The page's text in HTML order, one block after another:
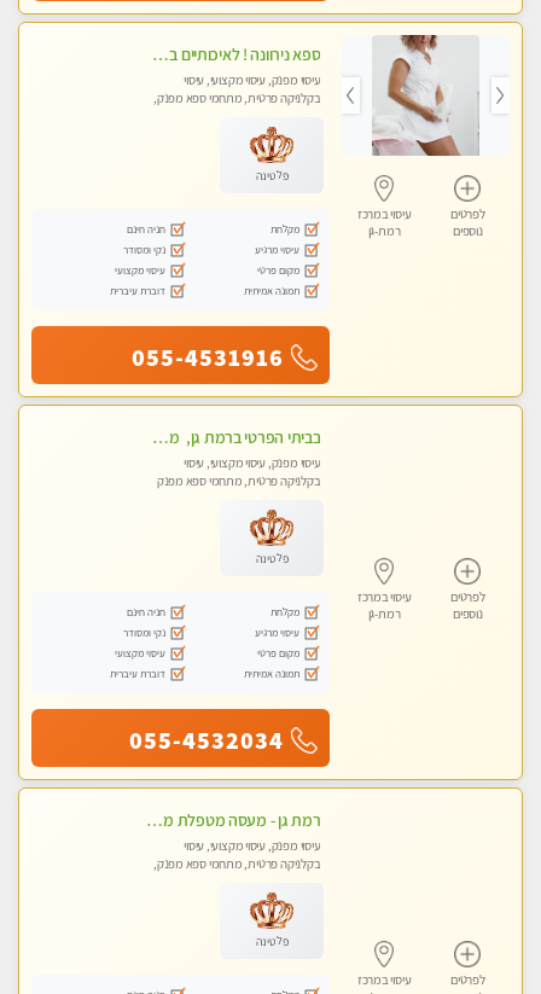
לפרטים
נוספים
עיסוי במרכז
רמת-גן
ספא נירוונה ! לאיכותיים בלבד! מומלץ לחלוטין!!!! כל סוגי העיסויים מעסה מקצועית ואיכותית פרטי!!!
עיסוי מפנק, עיסוי מקצועי, עיסוי
בקלניקה פרטית, מתחמי ספא מפנק,
פלטינה
מקלחת
חניה חינם
עיסוי מרגיע
נקי ומסודר
מקום פרטי
עיסוי מקצועי
תמונה אמיתית
דוברת עיברית
055-4531916
לפרטים
נוספים
עיסוי במרכז
רמת-גן
בביתי הפרטי ברמת גן, מטפלת ישראל מקצועית ומנוסה . עיסוי שוודי קלאסי משולב רקמות עמוק, בהתאמה אישית . נא לא להתקשר מחסוי.
עיסוי מפנק, עיסוי מקצועי, עיסוי
בקלניקה פרטית, מתחמי ספא מפנק
פלטינה
מקלחת
חניה חינם
עיסוי מרגיע
נקי ומסודר
מקום פרטי
עיסוי מקצועי
תמונה אמיתית
דוברת עיברית
055-4532034
לפרטים
עיסוי במרכז
רמת גן - מעסה מטפלת מקצוענית ידי זהב VIP! פרטי! ​​​​​​ Highly recommended
עיסוי מפנק, עיסוי מקצועי, עיסוי
בקלניקה פרטית, מתחמי ספא מפנק,
פלטינה